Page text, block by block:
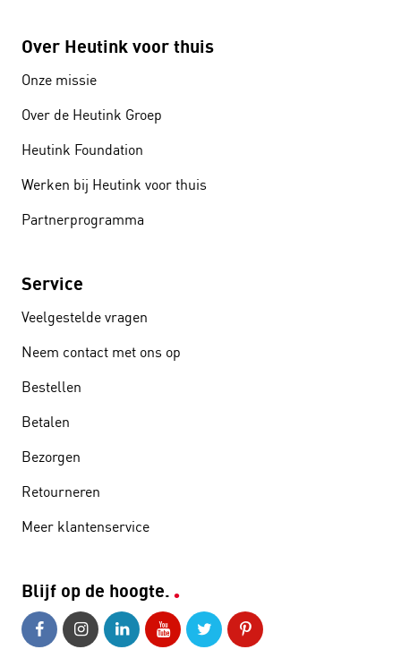
Over Heutink voor thuis
Onze missie
Over de Heutink Groep
Heutink Foundation
Werken bij Heutink voor thuis
Partnerprogramma
Service
Veelgestelde vragen
Neem contact met ons op
Bestellen
Betalen
Bezorgen
Retourneren
Meer klantenservice
Blijf op de hoogte.